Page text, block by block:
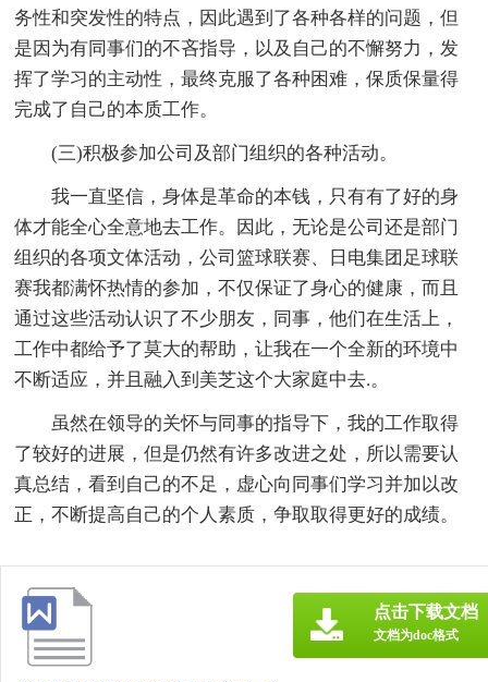
务性和突发性的特点，因此遇到了各种各样的问题，但
是因为有同事们的不吝指导，以及自己的不懈努力，发
挥了学习的主动性，最终克服了各种困难，保质保量得
完成了自己的本质工作。
(三)积极参加公司及部门组织的各种活动。
我一直坚信，身体是革命的本钱，只有有了好的身
体才能全心全意地去工作。因此，无论是公司还是部门
组织的各项文体活动，公司篮球联赛、日电集团足球联
赛我都满怀热情的参加，不仅保证了身心的健康，而且
通过这些活动认识了不少朋友，同事，他们在生活上，
工作中都给予了莫大的帮助，让我在一个全新的环境中
不断适应，并且融入到美芝这个大家庭中去.。
虽然在领导的关怀与同事的指导下，我的工作取得
了较好的进展，但是仍然有许多改进之处，所以需要认
真总结，看到自己的不足，虚心向同事们学习并加以改
正，不断提高自己的个人素质，争取取得更好的成绩。
点击下载文档
文档为doc格式